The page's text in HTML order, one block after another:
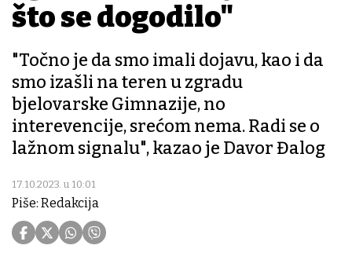
što se dogodilo"
"Točno je da smo imali dojavu, kao i da
smo izašli na teren u zgradu
bjelovarske Gimnazije, no
interevencije, srećom nema. Radi se o
lažnom signalu", kazao je Davor Đalog
17.10.2023. u 10:01
Piše: Redakcija